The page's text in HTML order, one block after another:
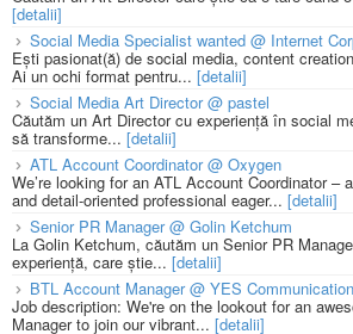
[detalii]
Social Media Specialist wanted @ Internet
Ești pasionat(ă) de social media, content
Ai un ochi format pentru... [detalii]
Social Media Art Director @ pastel
Căutăm un Art Director cu experiență în social
să transforme... [detalii]
ATL Account Coordinator @ Oxygen
We’re looking for an ATL Account Coordinator –
and detail-oriented professional eager... [detalii]
Senior PR Manager @ Golin Ketchum
La Golin Ketchum, căutăm un Senior PR
experiență, care știe... [detalii]
BTL Account Manager @ YES Communication
Job description: We're on the lookout for an
Manager to join our vibrant... [detalii]